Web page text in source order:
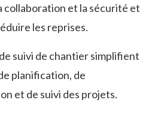
collaboration et la sécurité et
les reprises.
suivi de chantier simplifient
planification, de
et de suivi des projets.